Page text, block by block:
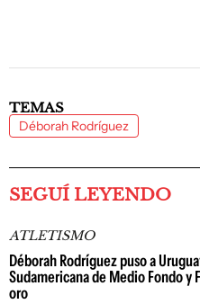
TEMAS
Déborah Rodríguez
SEGUÍ LEYENDO
ATLETISMO
Déborah Rodríguez puso a
Sudamericana de Medio Fondo
oro